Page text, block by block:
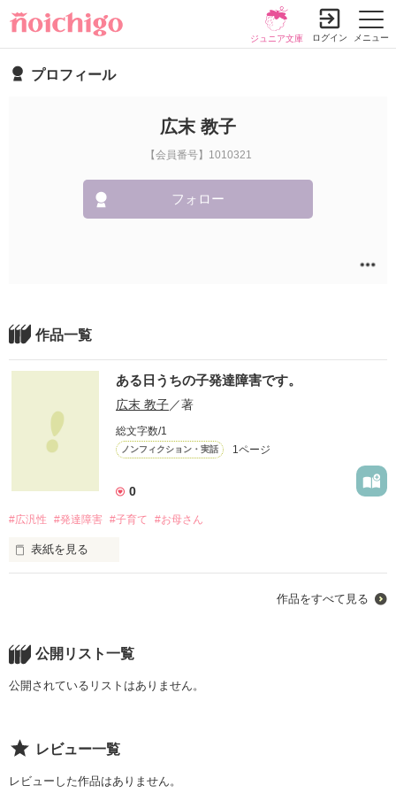
メニュー
ジュニア文庫 ログイン
プロフィール
広末 教子
【会員番号】1010321
フォロー
作品一覧
ある日うちの子発達障害です。
広末 教子／著
総文字数/1
ノンフィクション・実話 1ページ
0
#広汎性 #発達障害 #子育て #お母さん
表紙を見る
うまく伝えられるか自分でも不安ですが私の体験した話し、現
で批判されても困ります！
（笑）
作品をすべて見る
公開リスト一覧
公開されているリストはありません。
レビュー一覧
レビューした作品はありません。